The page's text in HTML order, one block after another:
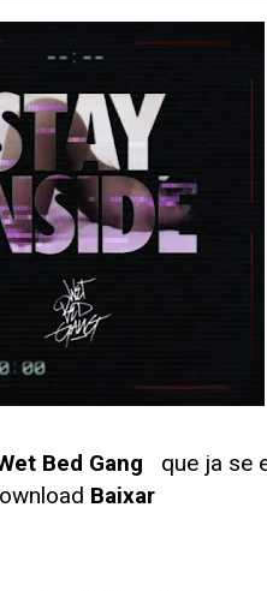
Bed Gang
que ja se
Baixar